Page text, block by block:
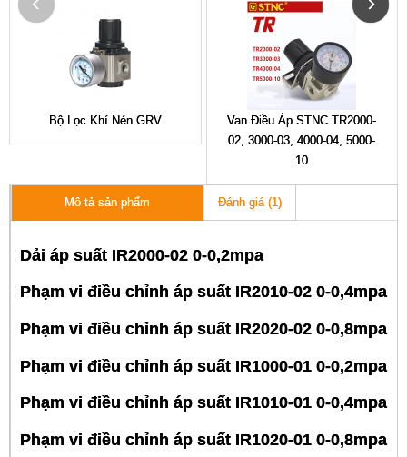
Bộ Lọc Khí Nén GRV
Van Điều Áp STNC TR2000-
02, 3000-03, 4000-04, 5000-
10
Mô tả sản phẩm Đánh giá (1)
Dải áp suất IR2000-02 0-0,2mpa
Phạm vi điều chỉnh áp suất IR2010-02 0-0,4mpa
Phạm vi điều chỉnh áp suất IR2020-02 0-0,8mpa
Phạm vi điều chỉnh áp suất IR1000-01 0-0,2mpa
Phạm vi điều chỉnh áp suất IR1010-01 0-0,4mpa
Phạm vi điều chỉnh áp suất IR1020-01 0-0,8mpa